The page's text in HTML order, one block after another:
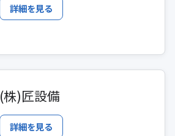
詳細を見る
(株)匠設備
詳細を見る